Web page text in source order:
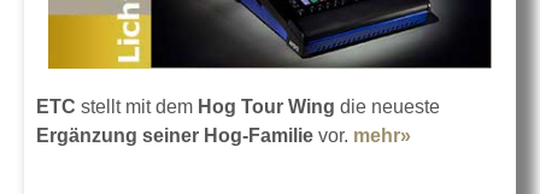
ETC stellt mit dem Hog Tour Wing die neueste
Ergänzung seiner Hog-Familie vor. mehr»